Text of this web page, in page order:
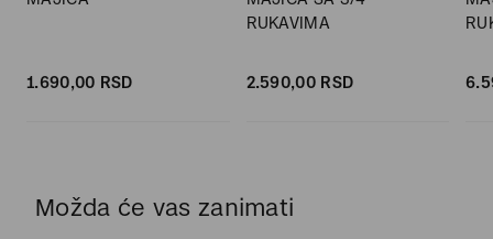
1.690,00 RSD
RUKAVIMA
2.590,00 RSD
Možda će vas zanimati